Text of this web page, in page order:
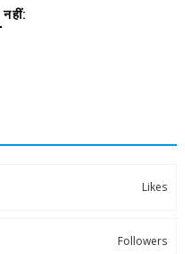
नहीं:
Likes
Followers